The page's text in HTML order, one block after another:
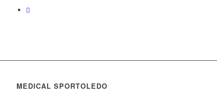
MEDICAL SPORTOLEDO